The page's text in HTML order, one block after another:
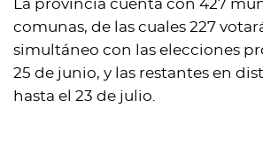
La provincia cuenta con 427
comunas, de las cuales 227
simultáneo con las elecciones
25 de junio, y las restantes en
hasta el 23 de julio.